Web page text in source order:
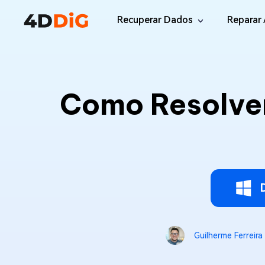
Recuperar Dados
Recuperar Arquivos Apagados de Win
Recuperar Dados Perdidos de iPhone/
Android Recovery
Recuperar Arquivos no Android Sem
Reparar
Corrigir
Online
Como
Guilherme Ferreira